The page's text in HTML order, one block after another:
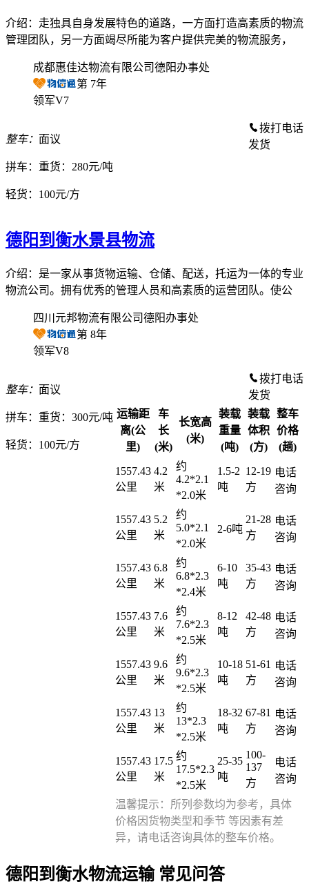
介绍：走独具自身发展特色的道路，一方面打造高素质的物流
管理团队，另一方面竭尽所能为客户提供完美的物流服务，
成都惠佳达物流有限公司德阳办事处
第 7年
领军V7
整车： 面议
拼车： 重货：280元/吨
轻货： 100元/方
拨打电话
发货
德阳到衡水景县物流
介绍：是一家从事货物运输、仓储、配送，托运为一体的专业
物流公司。拥有优秀的管理人员和高素质的运营团队。使公
四川元邦物流有限公司德阳办事处
第 8年
领军V8
整车： 面议
拼车： 重货：300元/吨
轻货： 100元/方
拨打电话
发货
运输距
离(公
里)
车
长
(米)
长宽高
(米)
装载
重量
(吨)
装载
体积
(方)
整车
价格
(趟)
1557.43
公里
4.2
米
约
4.2*2.1
*2.0米
1.5-2
吨
12-19
方
电话
咨询
1557.43
公里
5.2
米
约
5.0*2.1
*2.0米
2-6吨
21-28
方
电话
咨询
1557.43
公里
6.8
米
约
6.8*2.3
*2.4米
6-10
吨
35-43
方
电话
咨询
1557.43
公里
7.6
米
约
7.6*2.3
*2.5米
8-12
吨
42-48
方
电话
咨询
1557.43
公里
9.6
米
约
9.6*2.3
*2.5米
10-18
吨
51-61
方
电话
咨询
1557.43
公里
13
米
约
13*2.3
*2.5米
18-32
吨
67-81
方
电话
咨询
1557.43
公里
17.5
米
约
17.5*2.3
*2.5米
25-35
吨
100-
137
方
电话
咨询
温馨提示：所列参数均为参考，具体
价格因货物类型和季节 等因素有差
异，请电话咨询具体的整车价格。
德阳到衡水物流运输 常见问答